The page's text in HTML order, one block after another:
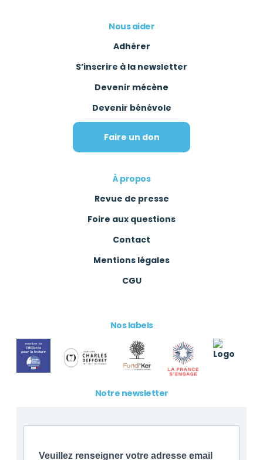
Nous aider
Adhérer
S’inscrire à la newsletter
Devenir mécène
Devenir bénévole
Faire un don
À propos
Revue de presse
Foire aux questions
Contact
Mentions légales
CGU
Nos labels
Notre newsletter
Veuillez renseigner votre adresse email